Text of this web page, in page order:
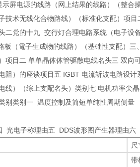
屏电源的线路（网上结果的线路）（整
技术无线化合物路线）（标准化支配）项
二党的十九 交行灯合理电路系统（电子
（電子生成物的线路）（基础性支配）
项目二 单单晶体体管驱散电线名头三 双
阻）的座谈项目五 IGBT 电流斩波电路设
线）（综上支配名头）类别七 电机功率尖
别类别一 温度控制及简短单纯性周期侧量
光电子称理由五 DDS波形图产生器理由六
带